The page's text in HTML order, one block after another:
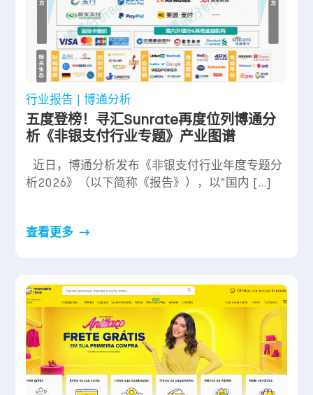
行业报告 | 博通分析
五度登榜！寻汇Sunrate再度位列博通分
析《非银支付行业专题》产业图谱
近日，博通分析发布《非银支付行业年度专题分
析2026》（以下简称《报告》），以”国内 […]
查看更多